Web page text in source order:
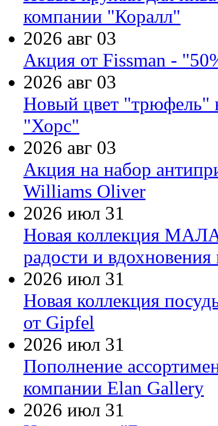
компании "Коралл"
2026 авг 03
Акция от Fissman -
2026 авг 03
Новый цвет "трюфель"
"Хорс"
2026 авг 03
Акция на набор
Williams Oliver
2026 июл 31
Новая коллекция
радости и
2026 июл 31
Новая коллекция
от Gipfel
2026 июл 31
Пополнение
компании Elan Gallery
2026 июл 31